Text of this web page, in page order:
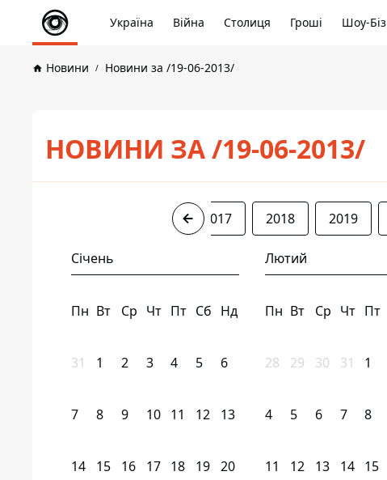
Україна Війна Столиця Гроші Шоу-Біз
Новини Новини за /19-06-2013/
НОВИНИ ЗА /19-06-2013/
2017 2018 2019
Січень
Пн Вт Ср Чт Пт Сб Нд
31 1 2 3 4 5 6
7 8 9 10 11 12 13
14 15 16 17 18 19 20
Лютий
Пн Вт Ср Чт Пт
28 29 30 31 1
4 5 6 7 8
11 12 13 14 15